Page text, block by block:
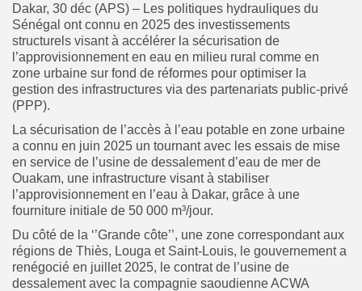
Search
for:
Search
FR
Dakar, 30 déc (APS) – Les politiques hydrauliques du
Sénégal ont connu en 2025 des investissements
structurels visant à accélérer la sécurisation de
l’approvisionnement en eau en milieu rural comme en
zone urbaine sur fond de réformes pour optimiser la
gestion des infrastructures via des partenariats public-privé
(PPP).
La sécurisation de l’accès à l’eau potable en zone urbaine
a connu en juin 2025 un tournant avec les essais de mise
en service de l’usine de dessalement d’eau de mer de
Ouakam, une infrastructure visant à stabiliser
l’approvisionnement en l’eau à Dakar, grâce à une
fourniture initiale de 50 000 m³/jour.
Du côté de la ‘’Grande côte’’, une zone correspondant aux
régions de Thiès, Louga et Saint-Louis, le gouvernement a
renégocié en juillet 2025, le contrat de l’usine de
dessalement avec la compagnie saoudienne ACWA